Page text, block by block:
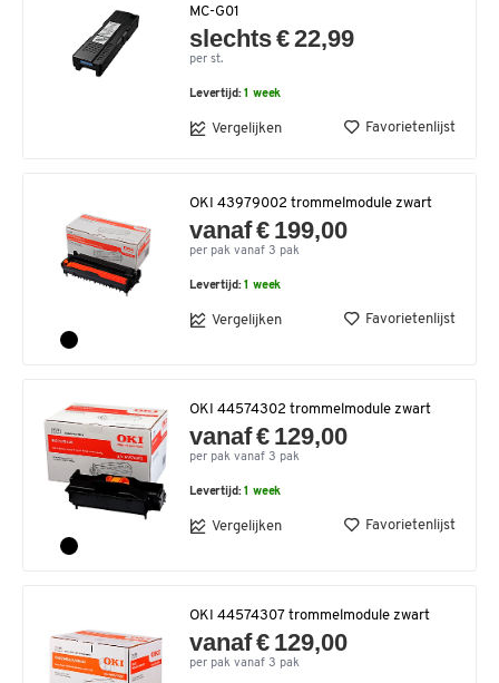
MC-G01
slechts € 22,99
per st.
Levertijd:1 week
Vergelijken Favorietenlijst
OKI 43979002 trommelmodule zwart
vanaf € 199,00
per pak vanaf 3 pak
Levertijd:1 week
Vergelijken Favorietenlijst
OKI 44574302 trommelmodule zwart
vanaf € 129,00
per pak vanaf 3 pak
Levertijd:1 week
Vergelijken Favorietenlijst
OKI 44574307 trommelmodule zwart
vanaf € 129,00
per pak vanaf 3 pak